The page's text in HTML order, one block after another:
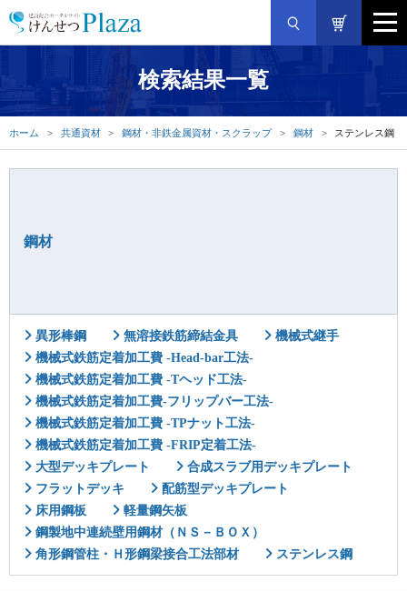
検索結果一覧
ホーム 共通資材 鋼材・非鉄金属資材・スクラップ 鋼材 ステンレス鋼
鋼材
異形棒鋼 無溶接鉄筋締結金具
機械式継手
機械式鉄筋定着加工費 -Head-bar工法-
機械式鉄筋定着加工費 -Tヘッド工法-
機械式鉄筋定着加工費-フリップバー工法-
機械式鉄筋定着加工費 -TPナット工法-
機械式鉄筋定着加工費 -FRIP定着工法-
大型デッキプレート
合成スラブ用デッキプレート
フラットデッキ
配筋型デッキプレート
床用鋼板
軽量鋼矢板
鋼製地中連続壁用鋼材（ＮＳ－ＢＯＸ）
角形鋼管柱・Ｈ形鋼梁接合工法部材
ステンレス鋼